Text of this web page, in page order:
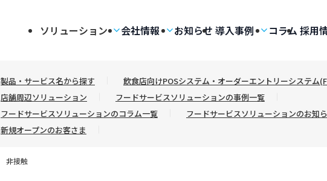
ソリューション 会社情報 お知らせ 導入事例 コラム 採用
製品・サービス名から探す
飲食店向けPOSシステム・オーダーエントリーシステム
店舗周辺ソリューション
フードサービスソリューションの事例一覧
フードサービスソリューションのコラム一覧
フードサービスソリューションのお知
新規オープンのお客さま
非接触